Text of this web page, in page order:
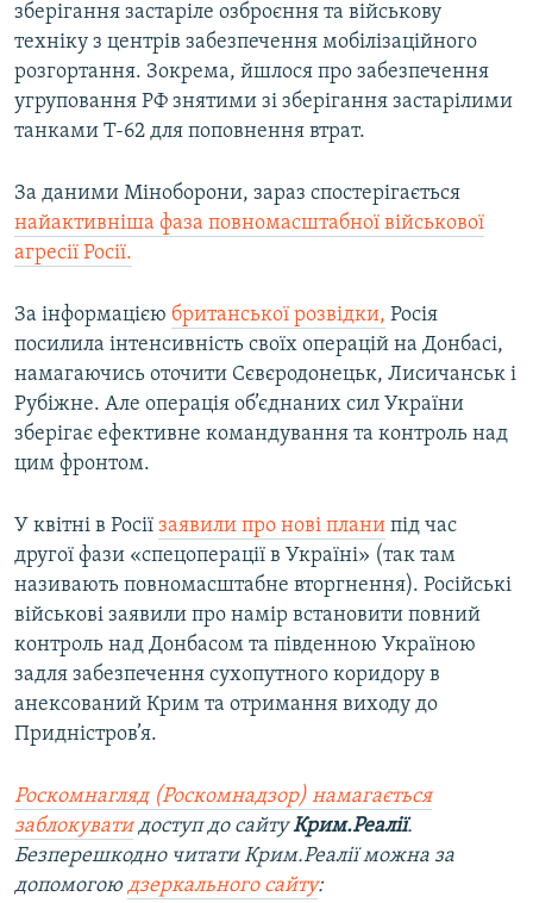
зберігання застаріле озброєння та військову
техніку з центрів забезпечення мобілізаційного
розгортання. Зокрема, йшлося про забезпечення
угруповання РФ знятими зі зберігання застарілими
танками Т-62 для поповнення втрат.
За даними Міноборони, зараз спостерігається
найактивніша фаза повномасштабної військової
агресії Росії.
За інформацією британської розвідки, Росія
посилила інтенсивність своїх операцій на Донбасі,
намагаючись оточити Сєвєродонецьк, Лисичанськ і
Рубіжне. Але операція об’єднаних сил України
зберігає ефективне командування та контроль над
цим фронтом.
У квітні в Росії заявили про нові плани під час
другої фази «спецоперації в Україні» (так там
називають повномасштабне вторгнення). Російські
військові заявили про намір встановити повний
контроль над Донбасом та південною Україною
задля забезпечення сухопутного коридору в
анексований Крим та отримання виходу до
Придністров’я.
Роскомнагляд (Роскомнадзор) намагається
заблокуватидоступ до сайтуКрим.Реалії.
Безперешкодно читати Крим.Реалії можна за
допомогою дзеркального сайту: